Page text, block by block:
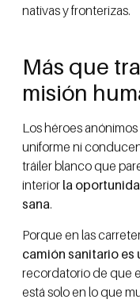
nativas y fronterizas.
Más que
misión
Los héroes
uniforme ni
tráiler blanco que
interior la
sana.
Porque en las
camión sanitario es
recordatorio de que
está solo en lo que